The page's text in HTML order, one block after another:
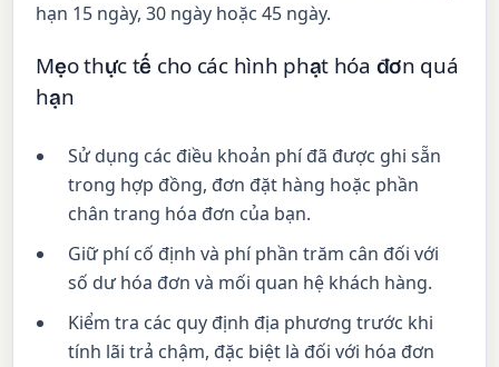
hạn 15 ngày, 30 ngày hoặc 45 ngày.
Mẹo thực tế cho các hình phạt hóa đơn quá
hạn
Sử dụng các điều khoản phí đã được ghi sẵn
trong hợp đồng, đơn đặt hàng hoặc phần
chân trang hóa đơn của bạn.
Giữ phí cố định và phí phần trăm cân đối với
số dư hóa đơn và mối quan hệ khách hàng.
Kiểm tra các quy định địa phương trước khi
tính lãi trả chậm, đặc biệt là đối với hóa đơn